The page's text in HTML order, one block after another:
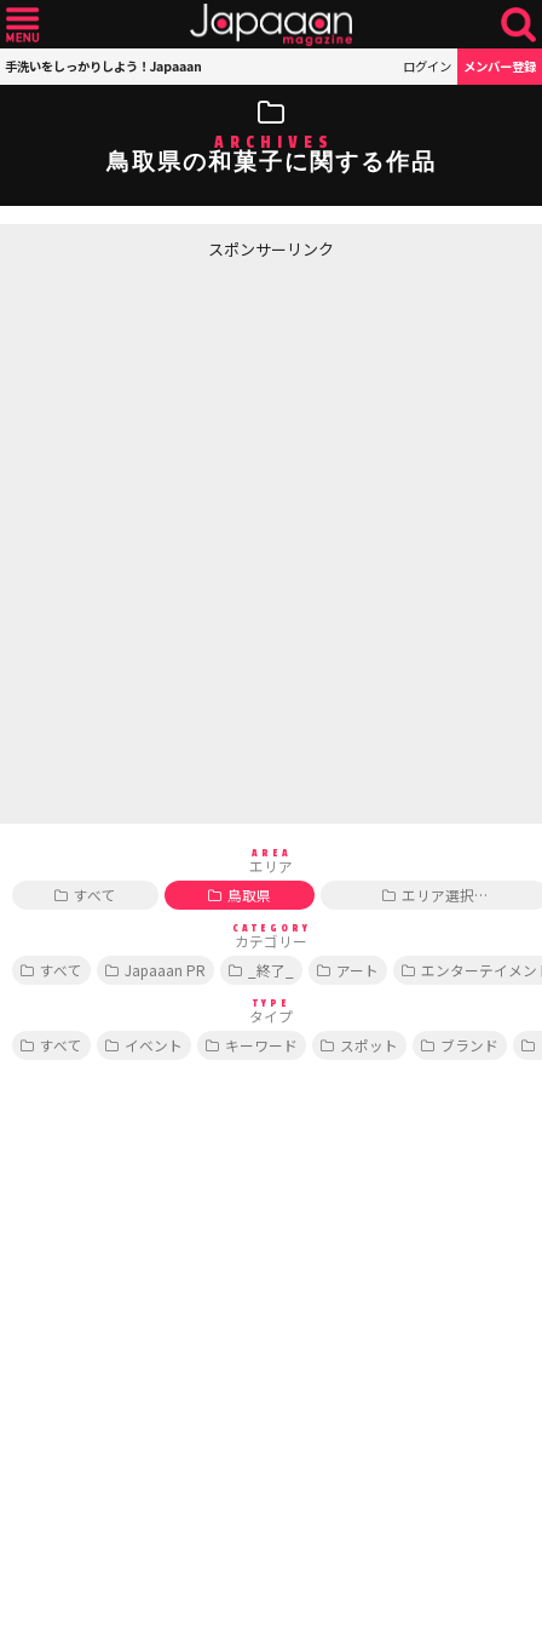
手洗いをしっかりしよう！Japaaan ログイン メンバー登録
ARCHIVES
鳥取県の和菓子に関する作品
スポンサーリンク
AREA
エリア
すべて
鳥取県 エリア選択…
CATEGORY
カテゴリー
すべて
Japaaan PR _終了_ アート エンターテイメン
TYPE
タイプ
すべて
イベント キーワード スポット ブランド